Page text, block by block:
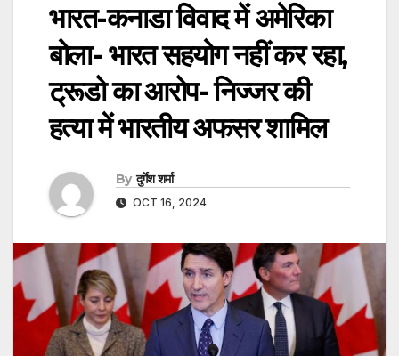
भारत-कनाडा विवाद में अमेरिका
बोला- भारत सहयोग नहीं कर रहा,
ट्रूडो का आरोप- निज्जर की
हत्या में भारतीय अफसर शामिल
By दुर्गेश शर्मा
OCT 16, 2024